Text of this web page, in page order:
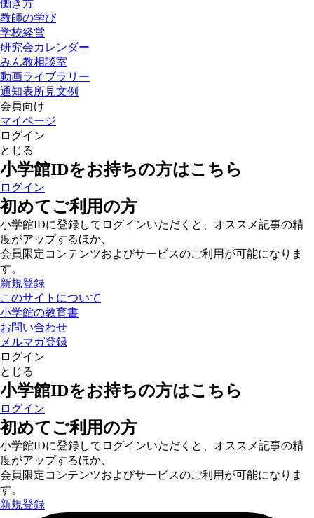
働き方
教師の学び
学校経営
研究会カレンダー
みん教相談室
動画ライブラリー
通知表所見文例
会員向け
マイページ
ログイン
とじる
小学館IDをお持ちの方はこちら
ログイン
初めてご利用の方
小学館IDに登録してログインいただくと、オススメ記事の精
度がアップするほか、
会員限定コンテンツおよびサービスのご利用が可能になりま
す。
新規登録
このサイトについて
小学館の教育書
お問い合わせ
メルマガ登録
ログイン
とじる
小学館IDをお持ちの方はこちら
ログイン
初めてご利用の方
小学館IDに登録してログインいただくと、オススメ記事の精
度がアップするほか、
会員限定コンテンツおよびサービスのご利用が可能になりま
す。
新規登録